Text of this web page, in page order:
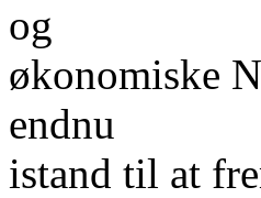
og
økonomiske
endnu
istand til at